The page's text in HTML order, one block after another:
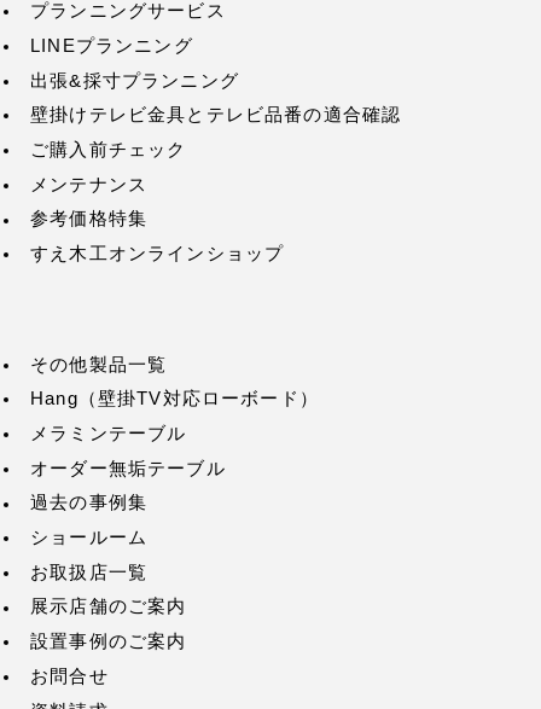
プランニングサービス
LINEプランニング
出張&採寸プランニング
壁掛けテレビ金具とテレビ品番の適合確認
ご購入前チェック
メンテナンス
参考価格特集
すえ木工オンラインショップ
その他製品一覧
Hang（壁掛TV対応ローボード）
メラミンテーブル
オーダー無垢テーブル
過去の事例集
ショールーム
お取扱店一覧
展示店舗のご案内
設置事例のご案内
お問合せ